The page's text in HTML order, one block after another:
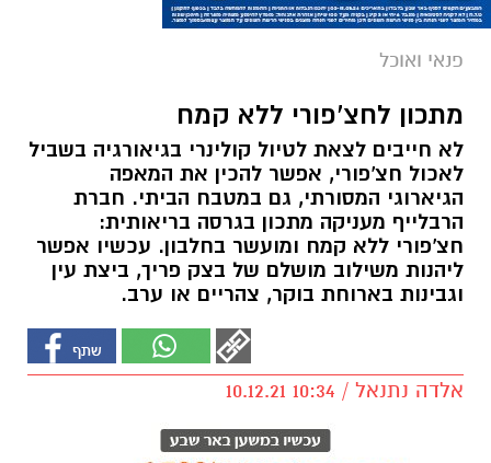
פנאי ואוכל
מתכון לחצ'פורי ללא קמח
לא חייבים לצאת לטיול קולינרי בגיאורגיה בשביל
לאכול חצ'פורי, אפשר להכין את המאפה
הגיארוגי המסורתי, גם במטבח הביתי. חברת
הרבלייף מעניקה מתכון בגרסה בריאותית:
חצ'פורי ללא קמח ומועשר בחלבון. עכשיו אפשר
ליהנות משילוב מושלם של בצק פריך, ביצת עין
וגבינות בארוחת בוקר, צהריים או ערב.
אלדה נתנאל / 10:34 10.12.21